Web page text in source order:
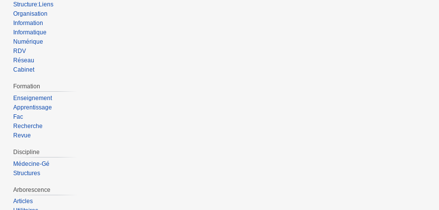
Structure:Liens
Organisation
Information
Informatique
Numérique
RDV
Réseau
Cabinet
Formation
Enseignement
Apprentissage
Fac
Recherche
Revue
Discipline
Médecine-Gé
Structures
Arborescence
Articles